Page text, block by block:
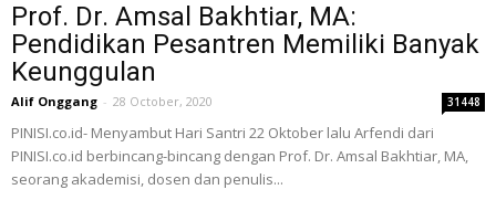
Prof. Dr. Amsal Bakhtiar, MA:
Pendidikan Pesantren Memiliki Banyak
Keunggulan
Alif Onggang - 28 October, 2020 31448
PINISI.co.id- Menyambut Hari Santri 22 Oktober lalu Arfendi dari
PINISI.co.id berbincang-bincang dengan Prof. Dr. Amsal Bakhtiar, MA,
seorang akademisi, dosen dan penulis...